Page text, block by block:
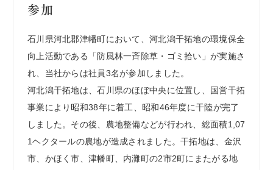
参加
石川県河北郡津幡町において、河北潟干拓地の環境保全
向上活動である「防風林一斉除草・ゴミ拾い」が実施さ
れ、当社からは社員3名が参加しました。
河北潟干拓地は、石川県のほぼ中央に位置し、国営干拓
事業により昭和38年に着工、昭和46年度に干陸が完了
しました。その後、農地整備などが行われ、総面積1,07
1ヘクタールの農地が造成されました。干拓地は、金沢
市、かほく市、津幡町、内灘町の2市2町にまたがる地